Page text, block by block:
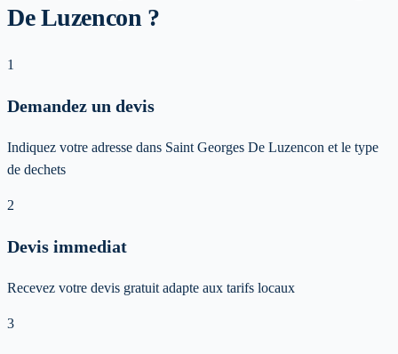
De Luzencon ?
1
Demandez un devis
Indiquez votre adresse dans Saint Georges De Luzencon et le type
de dechets
2
Devis immediat
Recevez votre devis gratuit adapte aux tarifs locaux
3